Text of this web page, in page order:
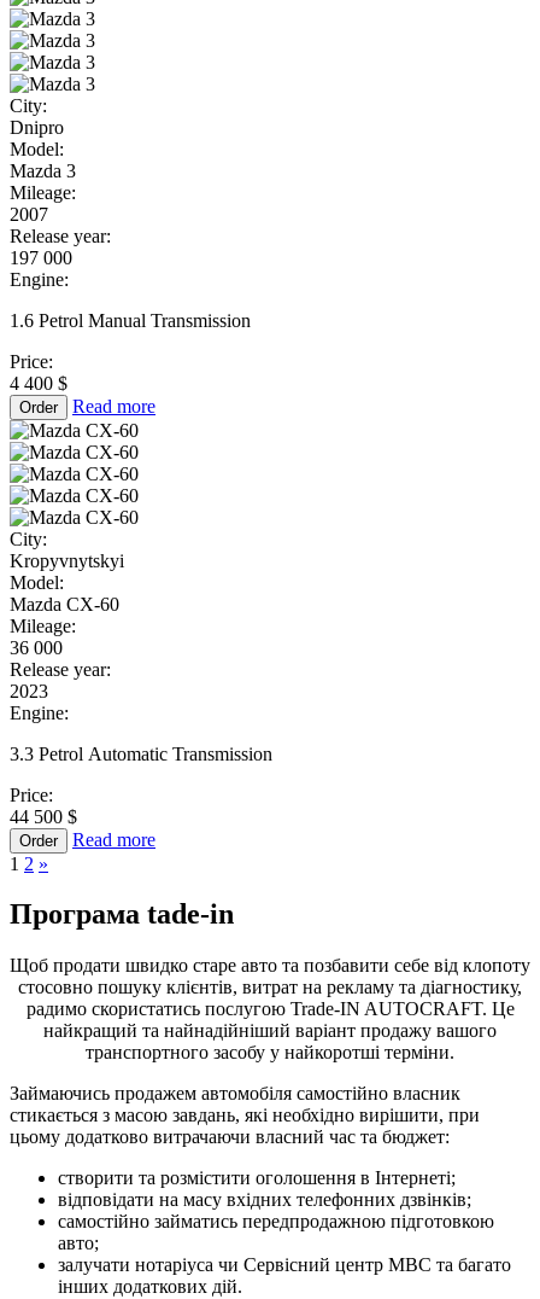
City:
Dnipro
Model:
Mazda 3
Mileage:
2007
Release year:
197 000
Engine:
1.6 Petrol Manual Transmission
Price:
4 400 $
Order Read more
City:
Kropyvnytskyi
Model:
Mazda CX-60
Mileage:
36 000
Release year:
2023
Engine:
3.3 Petrol Automatic Transmission
Price:
44 500 $
Order
Read more
1 2 »
Програма tade-in
Щоб продати швидко старе авто та позбавити себе від клопоту
стосовно пошуку клієнтів, витрат на рекламу та діагностику,
радимо скористатись послугою Trade-IN AUTOCRAFT. Це
найкращий та найнадійніший варіант продажу вашого
транспортного засобу у найкоротші терміни.
Займаючись продажем автомобіля самостійно власник
стикається з масою завдань, які необхідно вирішити, при
цьому додатково витрачаючи власний час та бюджет:
створити та розмістити оголошення в Інтернеті;
відповідати на масу вхідних телефонних дзвінків;
самостійно займатись передпродажною підготовкою
авто;
залучати нотаріуса чи Сервісний центр МВС та багато
інших додаткових дій.